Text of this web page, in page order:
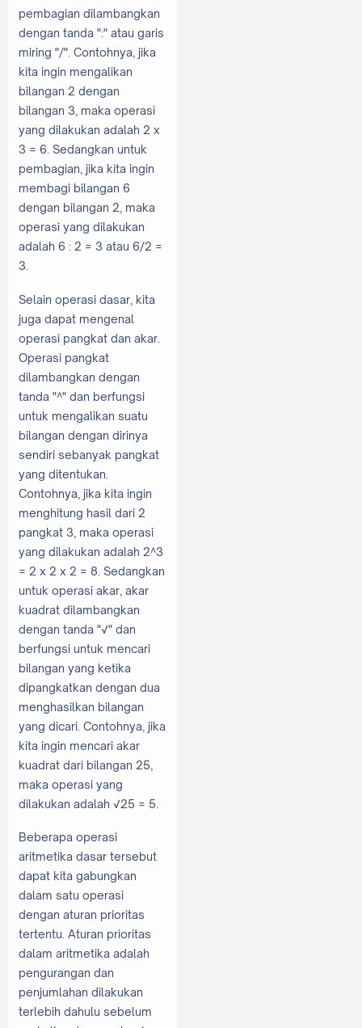
pembagian dilambangkan
dengan tanda ":" atau garis
miring "/". Contohnya, jika
kita ingin mengalikan
bilangan 2 dengan
bilangan 3, maka operasi
yang dilakukan adalah 2 x
3 = 6. Sedangkan untuk
pembagian, jika kita ingin
membagi bilangan 6
dengan bilangan 2, maka
operasi yang dilakukan
adalah 6 : 2 = 3 atau 6/2 =
3.
Selain operasi dasar, kita
juga dapat mengenal
operasi pangkat dan akar.
Operasi pangkat
dilambangkan dengan
tanda "^" dan berfungsi
untuk mengalikan suatu
bilangan dengan dirinya
sendiri sebanyak pangkat
yang ditentukan.
Contohnya, jika kita ingin
menghitung hasil dari 2
pangkat 3, maka operasi
yang dilakukan adalah 2^3
= 2 x 2 x 2 = 8. Sedangkan
untuk operasi akar, akar
kuadrat dilambangkan
dengan tanda "√" dan
berfungsi untuk mencari
bilangan yang ketika
dipangkatkan dengan dua
menghasilkan bilangan
yang dicari. Contohnya, jika
kita ingin mencari akar
kuadrat dari bilangan 25,
maka operasi yang
dilakukan adalah √25 = 5.
Beberapa operasi
aritmetika dasar tersebut
dapat kita gabungkan
dalam satu operasi
dengan aturan prioritas
tertentu. Aturan prioritas
dalam aritmetika adalah
pengurangan dan
penjumlahan dilakukan
terlebih dahulu sebelum